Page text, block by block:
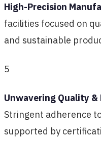
High-Precision
facilities focused on
and sustainable
5
Unwavering Quality
Stringent adherence
supported by